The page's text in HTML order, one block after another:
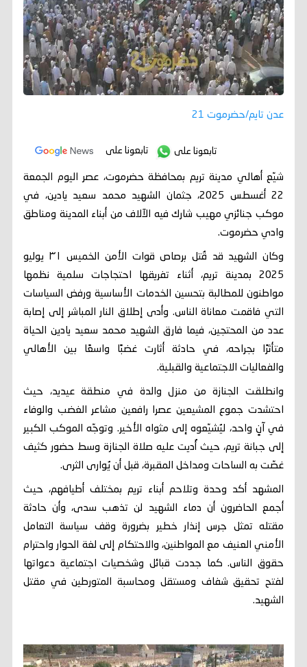
عدن تايم/حضرموت 21
تابعونا على تابعونا على
شيّع أهالي مدينة تريم بمحافظة حضرموت، عصر اليوم الجمعة
22 أغسطس 2025، جثمان الشهيد محمد سعيد يادين، في
موكب جنائزي مهيب شارك فيه الآلاف من أبناء المدينة ومناطق
وادي حضرموت.
وكان الشهيد قد قُتل برصاص قوات الأمن الخميس ٣١ يوليو
2025 بمدينة تريم، أثناء تفريقها احتجاجات سلمية نظمها
مواطنون للمطالبة بتحسين الخدمات الأساسية ورفض السياسات
التي فاقمت معاناة الناس. وأدى إطلاق النار المباشر إلى إصابة
عدد من المحتجين، فيما فارق الشهيد محمد سعيد يادين الحياة
متأثرًا بجراحه، في حادثة أثارت غضبًا واسعًا بين الأهالي
والفعاليات الاجتماعية والقبلية.
وانطلقت الجنازة من منزل والدة في منطقة عيديد، حيث
احتشدت جموع المشيعين عصرا رافعين مشاعر الغضب والوفاء
في آنٍ واحد، ليُشيّعوه إلى مثواه الأخير. وتوجّه الموكب الكبير
إلى جبانة تريم، حيث أُديت عليه صلاة الجنازة وسط حضور كثيف
غصّت به الساحات ومداخل المقبرة، قبل أن يُوارى الثرى.
المشهد أكد وحدة وتلاحم أبناء تريم بمختلف أطيافهم، حيث
أجمع الحاضرون أن دماء الشهيد لن تذهب سدى، وأن حادثة
مقتله تمثل جرس إنذار خطير بضرورة وقف سياسة التعامل
الأمني العنيف مع المواطنين، والاحتكام إلى لغة الحوار واحترام
حقوق الناس. كما جددت قبائل وشخصيات اجتماعية دعواتها
لفتح تحقيق شفاف ومستقل ومحاسبة المتورطين في مقتل
الشهيد.